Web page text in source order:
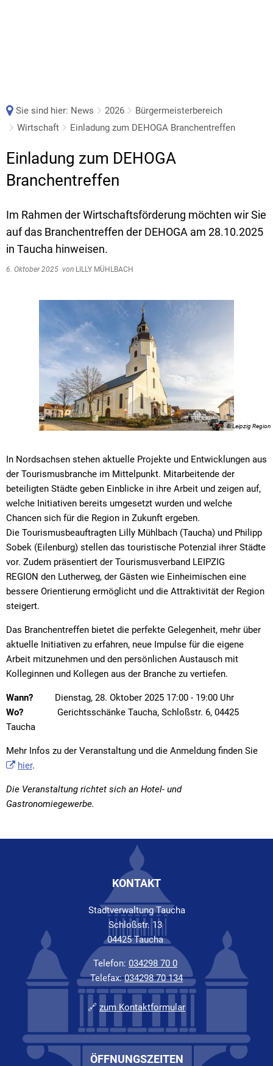
Sie sind hier: News 2026
Bürgermeisterbereich
Wirtschaft
Einladung zum DEHOGA Branchentreffen
Einladung zum DEHOGA
Branchentreffen
Im Rahmen der Wirtschaftsförderung möchten wir Sie
auf das Branchentreffen der DEHOGA am 28.10.2025
in Taucha hinweisen.
6. Oktober 2025 von LILLY MÜHLBACH
© Leipzig Region
In Nordsachsen stehen aktuelle Projekte und Entwicklungen aus
der Tourismusbranche im Mittelpunkt. Mitarbeitende der
beteiligten Städte geben Einblicke in ihre Arbeit und zeigen auf,
welche Initiativen bereits umgesetzt wurden und welche
Chancen sich für die Region in Zukunft ergeben.
Die Tourismusbeauftragten Lilly Mühlbach (Taucha) und Philipp
Sobek (Eilenburg) stellen das touristische Potenzial ihrer Städte
vor. Zudem präsentiert der Tourismusverband LEIPZIG
REGION den Lutherweg, der Gästen wie Einheimischen eine
bessere Orientierung ermöglicht und die Attraktivität der Region
steigert.
Das Branchentreffen bietet die perfekte Gelegenheit, mehr über
aktuelle Initiativen zu erfahren, neue Impulse für die eigene
Arbeit mitzunehmen und den persönlichen Austausch mit
Kolleginnen und Kollegen aus der Branche zu vertiefen.
Wann? Dienstag, 28. Oktober 2025 17:00 - 19:00 Uhr
Wo? Gerichtsschänke Taucha, Schloßstr. 6, 04425
Taucha
Mehr Infos zu der Veranstaltung und die Anmeldung finden Sie
hier.
Die Veranstaltung richtet sich an Hotel- und
Gastronomiegewerbe.
KONTAKT
Stadtverwaltung Taucha
Schloßstr. 13
04425 Taucha
Telefon: 034298 70 0
Telefax:034298 70 134
🔗 zum Kontaktformular
ÖFFNUNGSZEITEN